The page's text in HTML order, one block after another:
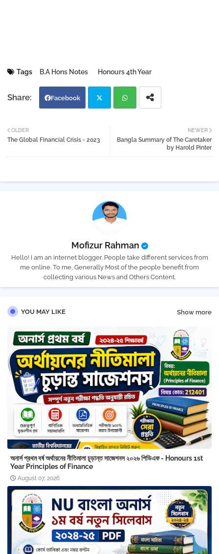
Tags B.A Hons Notes Honours 4th Year
Facebook
tter atsa
NEWER
Bangla Summary of The Caretaker
by Harold Pinter
OLDER
The Global Financial Crisis - 2023
Mofizur Rahman
Hello! I am an internet blogger. People take different services from
me online. To me, Generally Most of the people benefit from
collecting various News and Others Content.
YOU MAY LIKE Show more
অনার্স প্রথম বর্ষ অর্থায়নের নীতিমালা চূড়ান্ত সাজেশনস ২০২৬ পিডিএফ - Honours 1st
Year Principles of Finance
August 07, 2026